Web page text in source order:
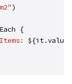
)
{
${it.value}